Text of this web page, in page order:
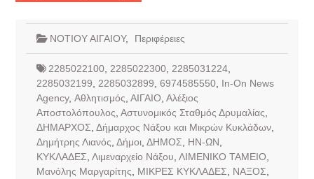
ΝΟΤΙΟΥ ΑΙΓΑΙΟΥ, Περιφέρειες
2285022100, 2285022300, 2285031224,
2285032199
2285032899 6974585550, In-On News
Agency, Αθλητισμός ΑΙΓΑΙΟ Αλέξιος
Αποστολόπουλος Αστυνομικός Σταθμός Δρυμαλίας
ΔΗΜΑΡΧΟΣ Δήμαρχος Νάξου και Μικρών Κυκλάδων,
Δημήτρης Λιανός Δήμοι, ΔΗΜΟΣ ΗΝ-ΩΝ
ΚΥΚΛΑΔΕΣ Λιμεναρχείο Νάξου ΛΙΜΕΝΙΚΟ ΤΑΜΕΙΟ
Μανόλης Μαργαρίτης
ΜΙΚΡΕΣ ΚΥΚΛΑΔΕΣ ΝΑΞΟΣ